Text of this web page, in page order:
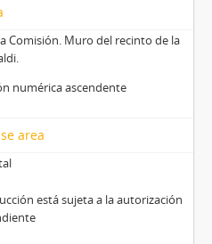
Comisión. Muro del recinto de la
numérica ascendente
area
está sujeta a la autorización